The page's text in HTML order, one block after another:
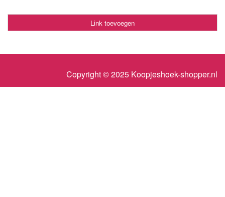
Link toevoegen
Copyright © 2025 Koopjeshoek-shopper.nl